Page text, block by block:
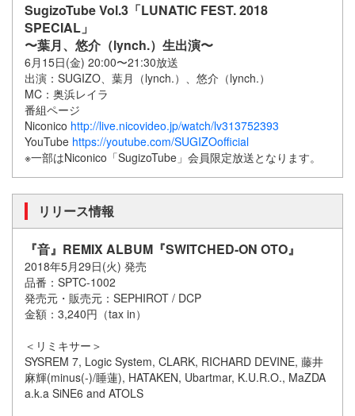
SugizoTube Vol.3「LUNATIC FEST. 2018
SPECIAL」
〜葉月、悠介（lynch.）生出演〜
6月15日(金) 20:00〜21:30放送
出演：SUGIZO、葉月（lynch.）、悠介（lynch.）
MC：奥浜レイラ
番組ページ
Niconico http://live.nicovideo.jp/watch/lv313752393
YouTube https://youtube.com/SUGIZOofficial
※一部はNiconico「SugizoTube」会員限定放送となります。
リリース情報
『音』REMIX ALBUM『SWITCHED-ON OTO』
2018年5月29日(火) 発売
品番：SPTC-1002
発売元・販売元：SEPHIROT / DCP
金額：3,240円（tax in）
＜リミキサー＞
SYSREM 7, Logic System, CLARK, RICHARD DEVINE, 藤井
麻輝(minus(-)/睡蓮), HATAKEN, Ubartmar, K.U.R.O., MaZDA
a.k.a SiNE6 and ATOLS